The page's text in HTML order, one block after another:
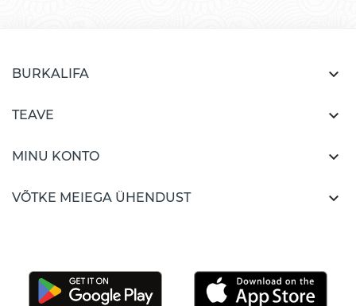
BURKALIFA 
TEAVE 
MINU KONTO 
VÕTKE MEIEGA ÜHENDUST 